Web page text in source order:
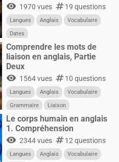
visibility 1970 vues numbers19 questions
Langues Anglais
Vocabulaire
Dates
Comprendre les mots de
liaison en anglais, Partie
Deux
visibility 1564 vues numbers10 questions
Langues Anglais
Vocabulaire
Grammaire
Liaison
Le corps humain en anglais
1. Compréhension
visibility 2344 vues numbers12 questions
Langues Anglais
Vocabulaire